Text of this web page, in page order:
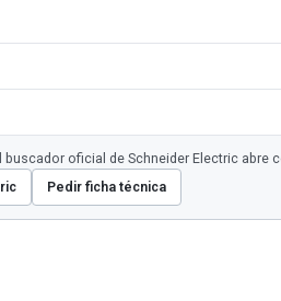
oficial de Schneider Electric abre
Pedir ficha técnica